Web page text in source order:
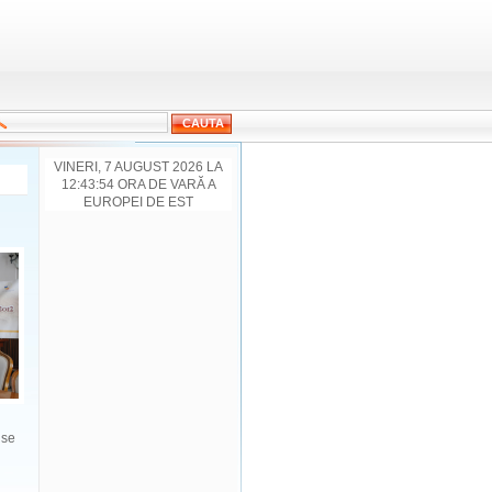
VINERI, 7 AUGUST 2026 LA
12:43:54 ORA DE VARĂ A
EUROPEI DE EST